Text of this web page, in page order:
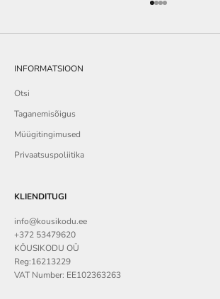
Go to item 1
Go to item 2
Go to item 3
Go to item 4
INFORMATSIOON
Otsi
Taganemisõigus
Müügitingimused
Privaatsuspoliitika
KLIENDITUGI
info@kousikodu.ee
+372 53479620
KÖUSIKODU OÜ
Reg:16213229
VAT Number: EE102363263